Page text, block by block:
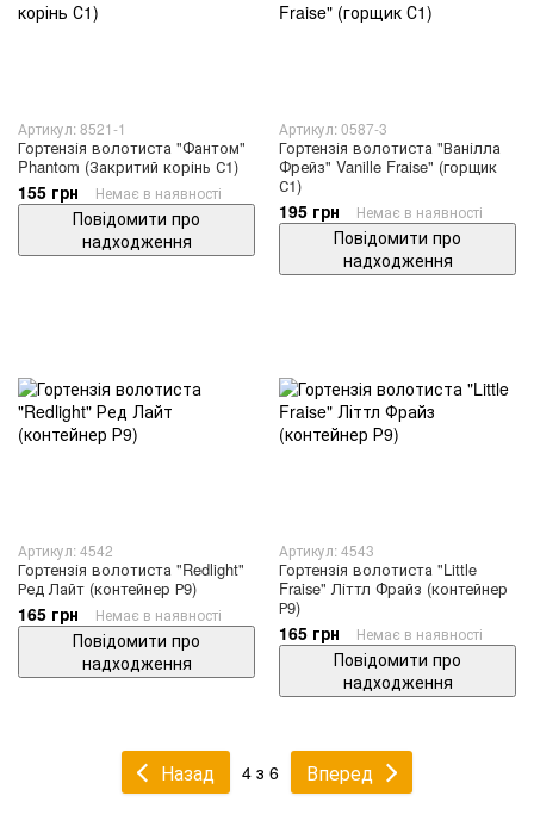
Артикул: 8521-1
Гортензія волотиста "Фантом"
Phantom (Закритий корінь С1)
155 грн Немає в наявності
Повідомити про
надходження
Артикул: 0587-3
Гортензія волотиста "Ванілла
Фрейз" Vanille Fraise" (горщик
С1)
195 грн Немає в наявності
Повідомити про
надходження
Артикул: 4542
Гортензія волотиста "Redlight"
Ред Лайт (контейнер Р9)
165 грн Немає в наявності
Повідомити про
надходження
Артикул: 4543
Гортензія волотиста "Little
Fraise" Літтл Фрайз (контейнер
Р9)
165 грн Немає в наявності
Повідомити про
надходження
Назад 4 з 6 Вперед